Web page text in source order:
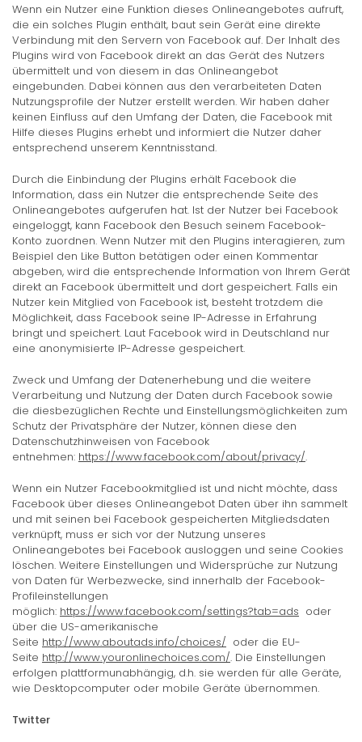
Wenn ein Nutzer eine Funktion dieses Onlineangebotes aufruft,
die ein solches Plugin enthält, baut sein Gerät eine direkte
Verbindung mit den Servern von Facebook auf. Der Inhalt des
Plugins wird von Facebook direkt an das Gerät des Nutzers
übermittelt und von diesem in das Onlineangebot
eingebunden. Dabei können aus den verarbeiteten Daten
Nutzungsprofile der Nutzer erstellt werden. Wir haben daher
keinen Einfluss auf den Umfang der Daten, die Facebook mit
Hilfe dieses Plugins erhebt und informiert die Nutzer daher
entsprechend unserem Kenntnisstand.
Durch die Einbindung der Plugins erhält Facebook die
Information, dass ein Nutzer die entsprechende Seite des
Onlineangebotes aufgerufen hat. Ist der Nutzer bei Facebook
eingeloggt, kann Facebook den Besuch seinem Facebook-
Konto zuordnen. Wenn Nutzer mit den Plugins interagieren, zum
Beispiel den Like Button betätigen oder einen Kommentar
abgeben, wird die entsprechende Information von Ihrem Gerät
direkt an Facebook übermittelt und dort gespeichert. Falls ein
Nutzer kein Mitglied von Facebook ist, besteht trotzdem die
Möglichkeit, dass Facebook seine IP-Adresse in Erfahrung
bringt und speichert. Laut Facebook wird in Deutschland nur
eine anonymisierte IP-Adresse gespeichert.
Zweck und Umfang der Datenerhebung und die weitere
Verarbeitung und Nutzung der Daten durch Facebook sowie
die diesbezüglichen Rechte und Einstellungsmöglichkeiten zum
Schutz der Privatsphäre der Nutzer, können diese den
Datenschutzhinweisen von Facebook
entnehmen: https://www.facebook.com/about/privacy/.
Wenn ein Nutzer Facebookmitglied ist und nicht möchte, dass
Facebook über dieses Onlineangebot Daten über ihn sammelt
und mit seinen bei Facebook gespeicherten Mitgliedsdaten
verknüpft, muss er sich vor der Nutzung unseres
Onlineangebotes bei Facebook ausloggen und seine Cookies
löschen. Weitere Einstellungen und Widersprüche zur Nutzung
von Daten für Werbezwecke, sind innerhalb der Facebook-
Profileinstellungen
möglich: https://www.facebook.com/settings?tab=ads oder
über die US-amerikanische
Seite http://www.aboutads.info/choices/ oder die EU-
Seite http://www.youronlinechoices.com/. Die Einstellungen
erfolgen plattformunabhängig, d.h. sie werden für alle Geräte,
wie Desktopcomputer oder mobile Geräte übernommen.
Twitter